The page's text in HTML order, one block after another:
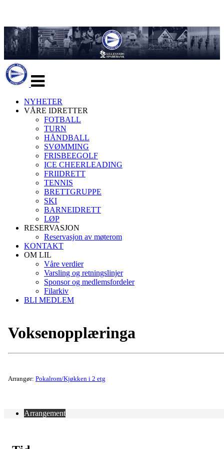
navigasjon
NYHETER
VÅRE IDRETTER
FOTBALL
TURN
HÅNDBALL
SVØMMING
FRISBEEGOLF
ICE CHEERLEADING
FRIIDRETT
TENNIS
BRETTGRUPPE
SKI
BARNEIDRETT
LØP
RESERVASJON
Reservasjon av møterom
KONTAKT
OM LIL
Våre verdier
Varsling og retningslinjer
Sponsor og medlemsfordeler
Filarkiv
BLI MEDLEM
Voksenopplæringa
Arrangør: Pokalrom/Kjøkken i 2 etg
Arrangement